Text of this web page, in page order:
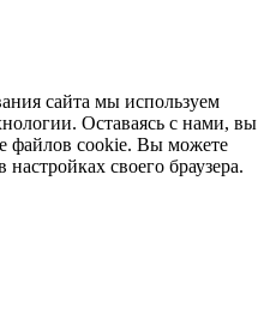
сайта мы используем
Оставаясь с нами, вы
файлов cookie. Вы можете
своего браузера.